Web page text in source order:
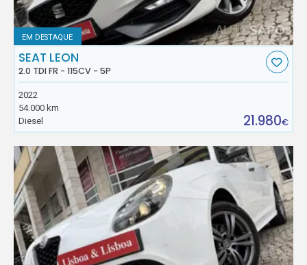
EM DESTAQUE
SEAT LEON
2.0 TDI FR - 115CV - 5P
2022
54.000 km
Diesel
21.980€